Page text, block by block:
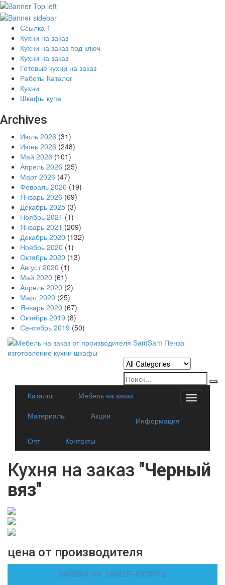
Ссылка 1
Кухни на заказ
Кухни на заказ под ключ
Кухни на заказ
Готовые кухни на заказ
Работы Каталог
Кухни
Шкафы купе
Archives
Июль 2026 (31)
Июнь 2026 (248)
Май 2026 (101)
Апрель 2026 (25)
Март 2026 (47)
Февраль 2026 (19)
Январь 2026 (69)
Декабрь 2025 (3)
Ноябрь 2021 (1)
Январь 2021 (209)
Декабрь 2020 (132)
Ноябрь 2020 (1)
Октябрь 2020 (13)
Август 2020 (1)
Май 2020 (61)
Апрель 2020 (2)
Март 2020 (25)
Январь 2020 (67)
Октябрь 2019 (8)
Сентябрь 2019 (50)
Categories
Каталог
Мебель на заказ
Материалы
Акции
Информация
Опт
Контакты
Кухня на заказ "Черный
вяз"
цена от производителя
ЗАЯВКА НА ЗАМЕР-КУПИТЬ